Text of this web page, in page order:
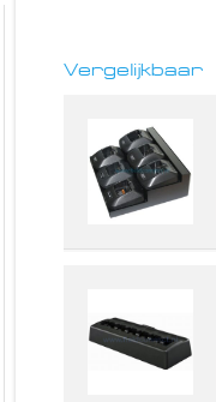
Vergelijkbaar